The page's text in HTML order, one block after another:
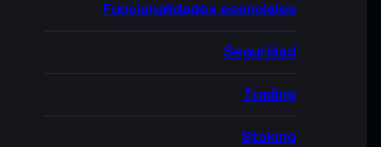
Funcionalidades esenciales
Seguridad
Trading
Staking